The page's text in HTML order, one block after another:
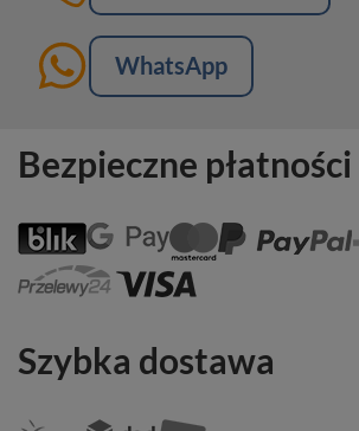
WhatsApp
Bezpieczne płatności
Szybka dostawa